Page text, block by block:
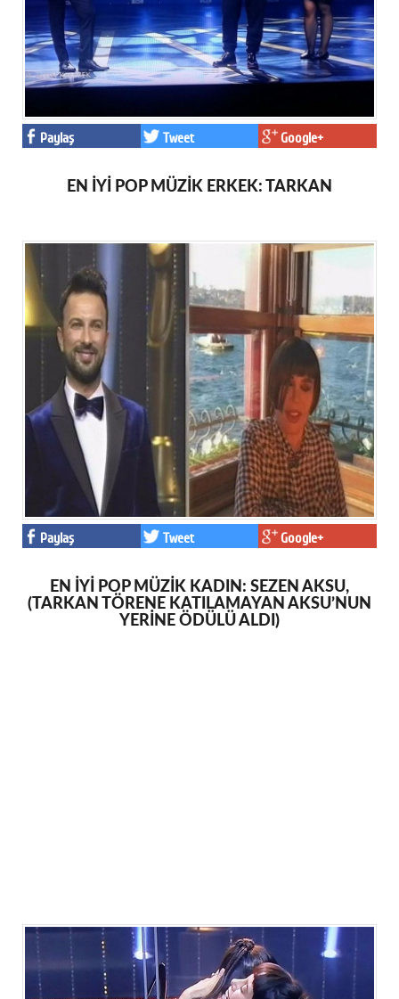
Paylaş Tweet Google+
EN İYİ POP MÜZİK ERKEK: TARKAN
Paylaş Tweet Google+
EN İYİ POP MÜZİK KADIN: SEZEN AKSU,
(TARKAN TÖRENE KATILAMAYAN AKSU’NUN
YERİNE ÖDÜLÜ ALDI)